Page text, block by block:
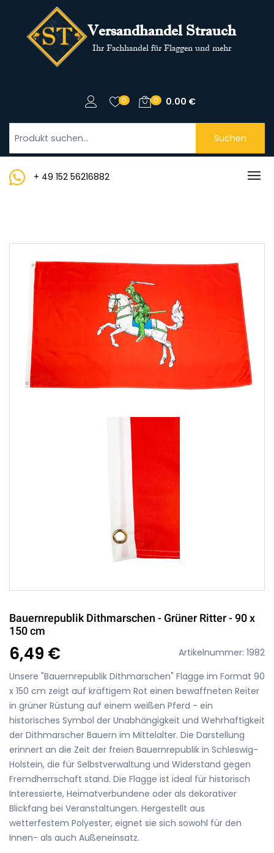
Versandhandel Strauch
Ihr Fachhandel für Flaggen und mehr
0 0 0.00 €
Suchen
+ 49 152 56216882
Bauernrepublik Dithmarschen - Grüner Ritter - 90 x
150 cm
6,49 €
Artikelnummer: 1982
Unsere "Bauernrepublik Dithmarschen" Flagge im Format 90
x 150 cm zeigt auf kräftigem Rot einen bewaffneten Reiter
in grüner Rüstung auf einem weißen Pferd - ein
historisches Symbol der Unabhängigkeit und Wehrhaftigkeit
der Dithmarscher Bauern im Mittelalter. Die Darstellung
erinnert an die Zeit der freien Bauernrepublik in Schleswig-
Holstein, die für Selbstverwaltung und Widerstand gegen
Fremdherrschaft stand. Die Flagge ist ideal für historisch
Interessierte, Heimatverbundene oder als dekorativer
Blickfang bei Veranstaltungen. Hergestellt aus
wetterfestem Polyester, eignet sie sich sowohl für den
Innen- als auch Außeneinsatz.